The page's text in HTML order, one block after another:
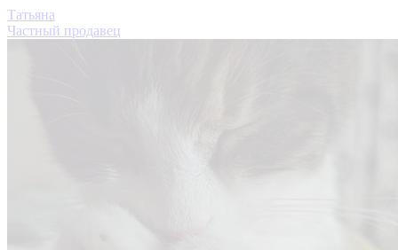
Татьяна
Частный продавец